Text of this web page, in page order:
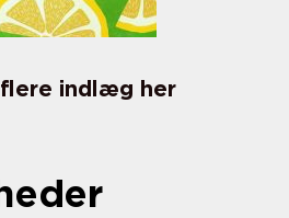
indlæg her